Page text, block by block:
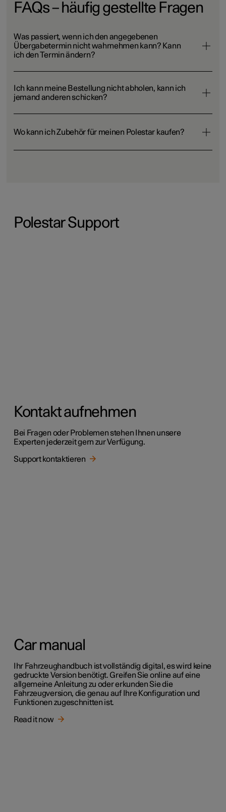
FAQs – häufig gestellte Fragen
Was passiert, wenn ich den angegebenen
Übergabetermin nicht wahrnehmen kann? Kann
ich den Termin ändern?
Ich kann meine Bestellung nicht abholen, kann ich
jemand anderen schicken?
Wo kann ich Zubehör für meinen Polestar kaufen?
Polestar Support
Kontakt aufnehmen
Bei Fragen oder Problemen stehen Ihnen unsere
Experten jederzeit gern zur Verfügung.
Support kontaktieren
Car manual
Ihr Fahrzeughandbuch ist vollständig digital, es wird keine
gedruckte Version benötigt. Greifen Sie online auf eine
allgemeine Anleitung zu oder erkunden Sie die
Fahrzeugversion, die genau auf Ihre Konfiguration und
Funktionen zugeschnitten ist.
Read it now